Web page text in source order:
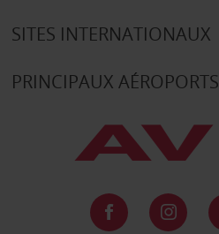
SITES INTERNATIONAUX
PRINCIPAUX AÉROPORTS